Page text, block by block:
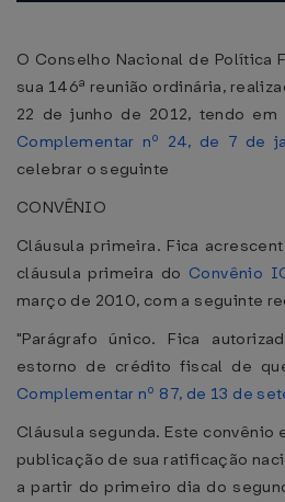
O Conselho Nacional de Política
sua 146ª reunião ordinária,
22 de junho de 2012, tendo
Complementar nº 24, de 7 de
celebrar o seguinte
CONVÊNIO
Cláusula primeira. Fica
cláusula primeira do Convênio
março de 2010, com a seguinte
"Parágrafo único. Fica
estorno de crédito fiscal de
Complementar nº 87, de 13 de
Cláusula segunda. Este convênio
publicação de sua ratificação
a partir do primeiro dia do